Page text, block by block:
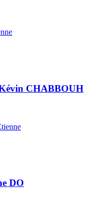
CHABBOUH
DO